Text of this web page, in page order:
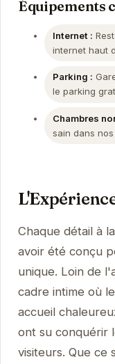
Équipements
Internet :
internet haut
Parking :
le parking
Chambres
sain dans
Chaque détail à
avoir été conçu
unique. Loin de
cadre intime où
accueil
ont su conquérir
visiteurs. Que ce